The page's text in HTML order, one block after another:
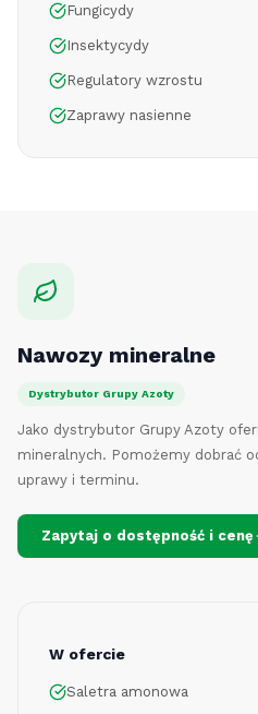
Fungicydy
Insektycydy
Regulatory wzrostu
Zaprawy nasienne
Nawozy mineralne
Dystrybutor Grupy Azoty
Jako dystrybutor Grupy Azoty
mineralnych. Pomożemy dobrać
uprawy i terminu.
Zapytaj o dostępność i cenę
W ofercie
Saletra amonowa